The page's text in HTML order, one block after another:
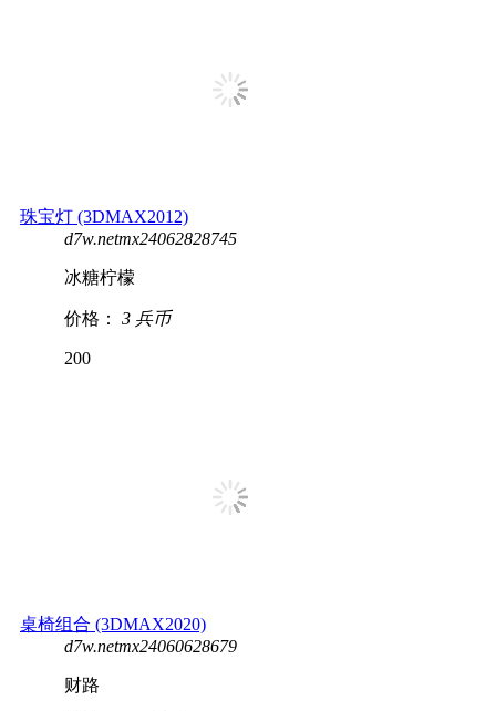
珠宝灯 (3DMAX2012)
d7w.netmx24062828745
冰糖柠檬
价格： 3 兵币
200
桌椅组合 (3DMAX2020)
d7w.netmx24060628679
财路